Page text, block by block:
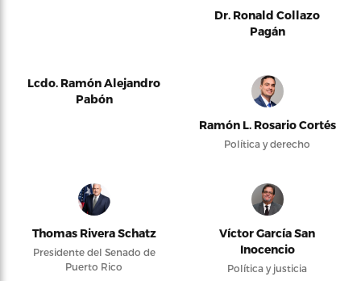
Dr. Ronald Collazo
Pagán
Lcdo. Ramón Alejandro
Pabón
Ramón L. Rosario Cortés
Política y derecho
Thomas Rivera Schatz
Presidente del Senado de
Puerto Rico
Víctor García San
Inocencio
Política y justicia